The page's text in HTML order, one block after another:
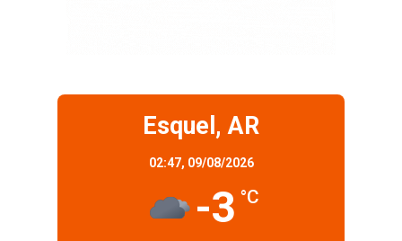
Esquel, AR
02:47, 09/08/2026
-3 °C